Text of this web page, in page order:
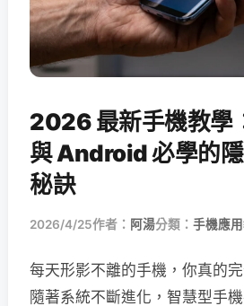
2026 最新手機教學
與 Android 必學的
秘訣
2026/4/25作者： 阿湯分類： 手機應
每天形影不離的手機，你真的
隨著系統不斷進化，智慧型手